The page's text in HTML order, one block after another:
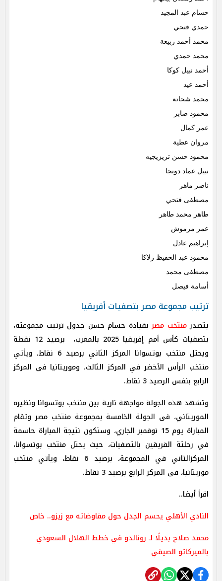
حسام عبد المجيد
حمدي فتحي
محمد أحمد ربيعة
محمد حمدي
أحمد نبيل كوكا
أحمد عيد
محمد شحاتة
محمود صابر
عمر كمال
مروان عطية
محمود حسن تريزيجيه
نبيل عماد دونجا
ناصر ماهر
مصطفى فتحي
طاهر محمد طاهر
عمر مرموش
إبراهيم عادل
محمود عبد الحفيظ زلاكا
مصطفى محمد
أسامة فيصل
ترتيب مجموعة مصر بتصفيات أفريقيا
يتصدرمنتخب مصربقيادة حسام حسن جدول ترتيب مجموعته،
بتصفيات كأس أمم إفريقيا 2025 بالمغرب، برصيد 12 نقطة
ويحتل منتخب بوتسوانا المركز الثاني برصيد 6 نقاط، ويأتي
منتخب الرأس الأخضر في المركز الثالث، وموريتانيا فى المركز
الرابع بنفس الرصيد 3 نقاط.
وتشهد هذه الجولة مواجهة نارية بين منتخب بوتسوانا ونظيره
الموريتاني، فى الجولة الخامسة بمجموعة منتخب مصر وتقام
المباراة يوم 15 نوفمبر الجاري، وستكون نتيجة المباراة حاسمة
في رحلتة الفريقين بالتصفيات، حيث يحتل منتخب بوتسوانا،
المركزالثاني في المجموعة، برصيد 6 نقاط، ويأتي منتخب
موريتانيا، فى المركز الرابع برصيد 3 نقاط.
اقرأ أيضا..
النادي الأهلي يحسم الجدل حول مفاوضاته مع زيزو.. خاص
محمد صلاح بديلًا لـ رونالدو في خطط الهلال السعودي
بالميركاتو الصيفي